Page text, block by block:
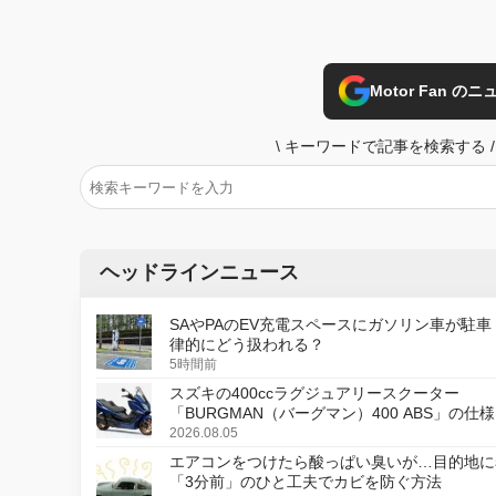
Motor Fan のニ
\ キーワードで記事を検索する /
ヘッドラインニュース
SAやPAのEV充電スペースにガソリン車が駐車
律的にどう扱われる？
5時間前
スズキの400ccラグジュアリースクーター
「BURGMAN（バーグマン）400 ABS」の仕様
更し、8月18日に発売
2026.08.05
エアコンをつけたら酸っぱい臭いが…目的地に
「3分前」のひと工夫でカビを防ぐ方法